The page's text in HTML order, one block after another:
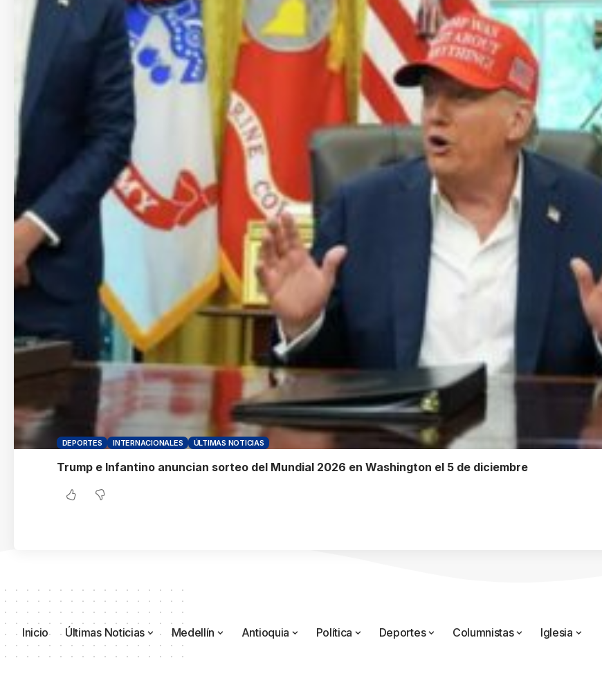
DEPORTES INTERNACIONALES ÚLTIMAS NOTICIAS
Trump e Infantino anuncian sorteo del Mundial 2026 en Washington el 5 de diciembre
Inicio Últimas Noticias Medellín Antioquia Política Deportes Columnistas Iglesia